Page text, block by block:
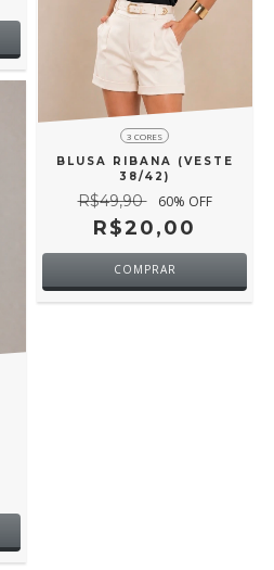
3 CORES
BLUSA RIBANA (VESTE
38/42)
R$49,90 60% OFF
R$20,00
COMPRAR